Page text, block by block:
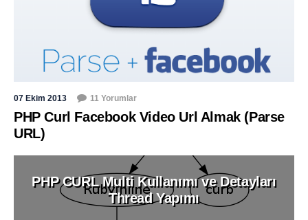
07 Ekim 2013 11 Yorumlar
PHP Curl Facebook Video Url Almak (Parse
URL)
PHP CURL Multi Kullanımı ve Detayları
Thread Yapımı